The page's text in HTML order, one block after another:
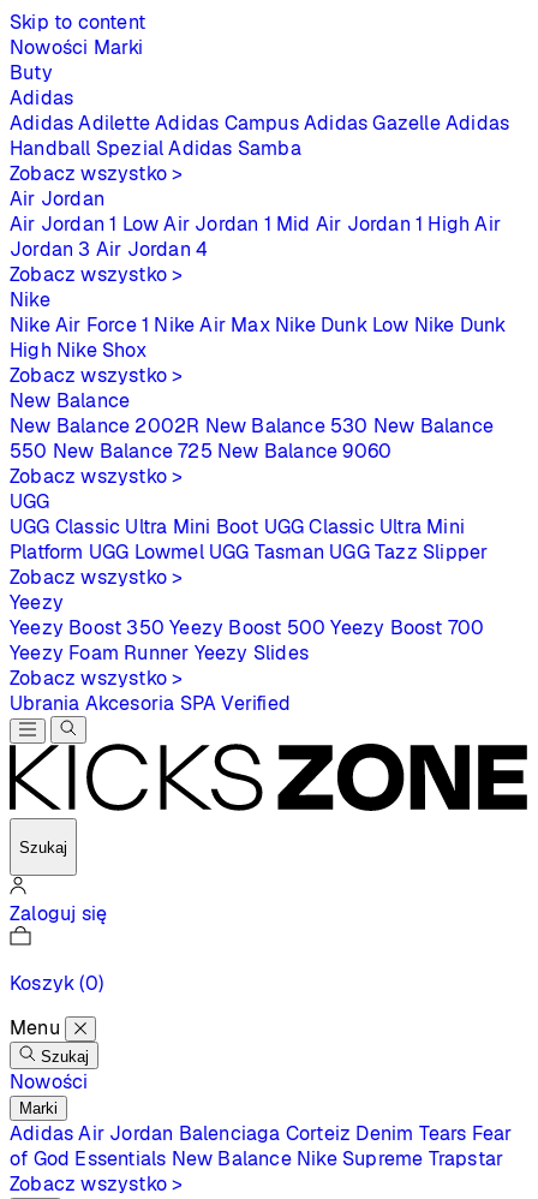
Skip to content
Nowości Marki
Buty
Adidas
Adidas Adilette Adidas Campus Adidas Gazelle Adidas
Handball Spezial Adidas Samba
Zobacz wszystko >
Air Jordan
Air Jordan 1 Low Air Jordan 1 Mid Air Jordan 1 High Air
Jordan 3 Air Jordan 4
Zobacz wszystko >
Nike
Nike Air Force 1 Nike Air Max Nike Dunk Low Nike Dunk
High Nike Shox
Zobacz wszystko >
New Balance
New Balance 2002R New Balance 530 New Balance
550 New Balance 725 New Balance 9060
Zobacz wszystko >
UGG
UGG Classic Ultra Mini Boot UGG Classic Ultra Mini
Platform UGG Lowmel UGG Tasman UGG Tazz Slipper
Zobacz wszystko >
Yeezy
Yeezy Boost 350 Yeezy Boost 500 Yeezy Boost 700
Yeezy Foam Runner Yeezy Slides
Zobacz wszystko >
Ubrania Akcesoria SPAVerified
Szukaj
Zaloguj się
Koszyk(0)
Menu
Szukaj
Nowości
Marki
Adidas Air Jordan Balenciaga Corteiz Denim Tears Fear
of God Essentials New Balance Nike Supreme Trapstar
Zobacz wszystko >